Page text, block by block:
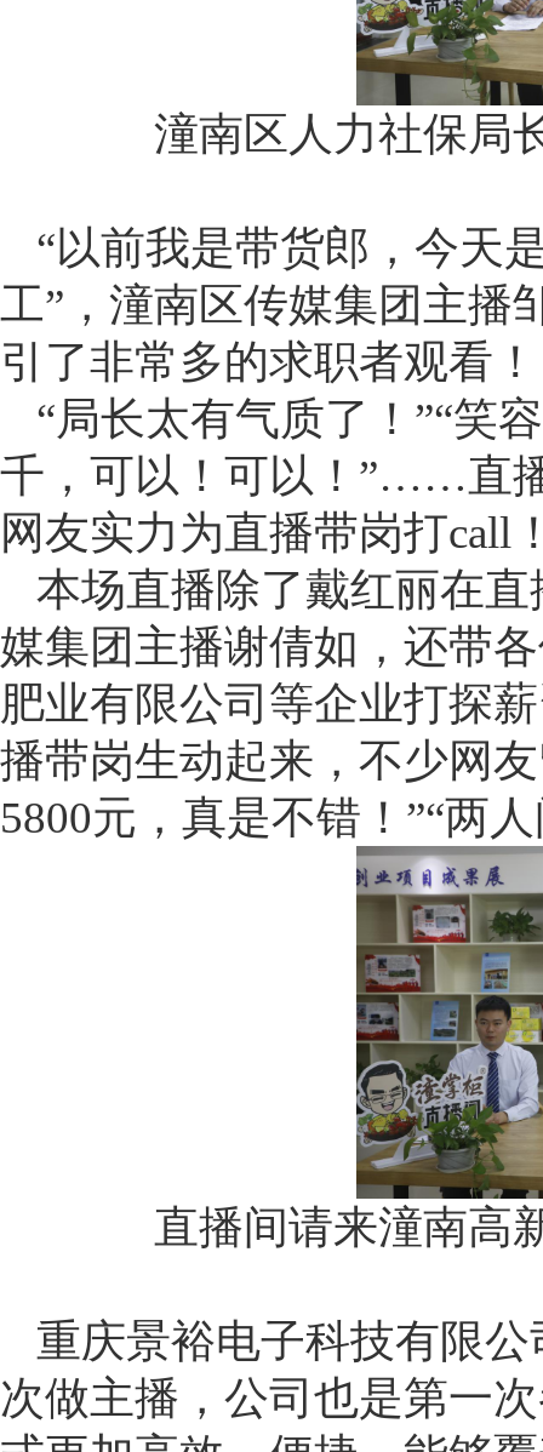
潼南区人力社保局
“以前我是带货郎，今天
工”，潼南区传媒集团主播
引了非常多的求职者观看！
“局长太有气质了！”“笑
千，可以！可以！”……直
网友实力为直播带岗打call
本场直播除了戴红丽在
媒集团主播谢倩如，还带
肥业有限公司等企业打探
播带岗生动起来，不少网
5800元，真是不错！”“两
直播间请来潼南高
重庆景裕电子科技有限
次做主播，公司也是第一